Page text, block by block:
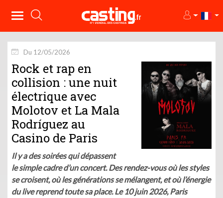
Du 12/05/2026
Rock et rap en
collision : une nuit
électrique avec
Molotov et La Mala
Rodríguez au
Casino de Paris
Il y a des soirées qui dépassent
le simple cadre d’un concert. Des rendez-vous où les styles
se croisent, où les générations se mélangent, et où l’énergie
du live reprend toute sa place. Le 10 juin 2026, Paris